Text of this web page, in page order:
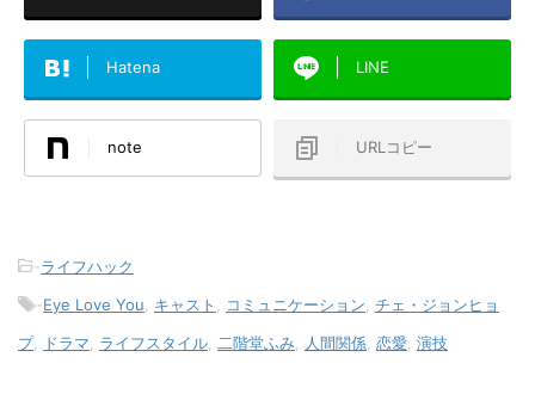
Hatena LINE
note URLコピー
-ライフハック
-Eye Love You キャスト コミュニケーション チェ・ジョンヒョ
プ, ドラマ ライフスタイル 二階堂ふみ 人間関係 恋愛 演技